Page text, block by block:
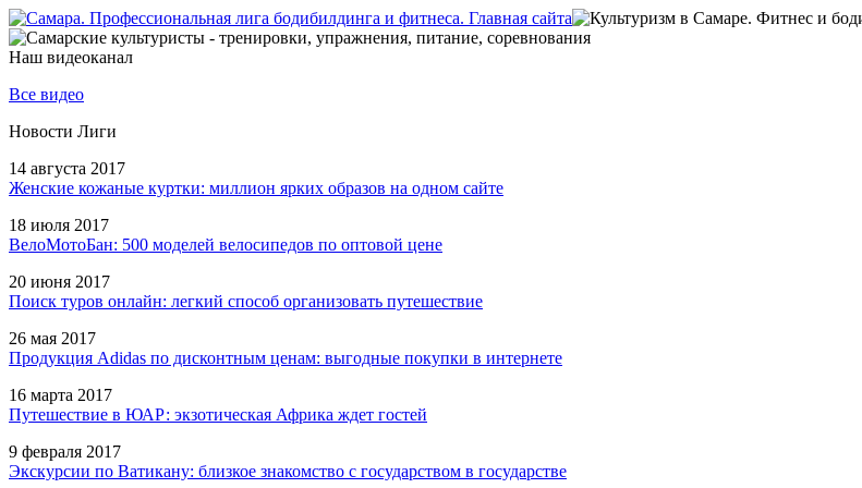
Наш видеоканал
Все видео
Новости Лиги
14 августа 2017
Женские кожаные куртки: миллион ярких образов на одном сайте
18 июля 2017
ВелоМотоБан: 500 моделей велосипедов по оптовой цене
20 июня 2017
Поиск туров онлайн: легкий способ организовать путешествие
26 мая 2017
Продукция Adidas по дисконтным ценам: выгодные покупки в интернете
16 марта 2017
Путешествие в ЮАР: экзотическая Африка ждет гостей
9 февраля 2017
Экскурсии по Ватикану: близкое знакомство с государством в государстве